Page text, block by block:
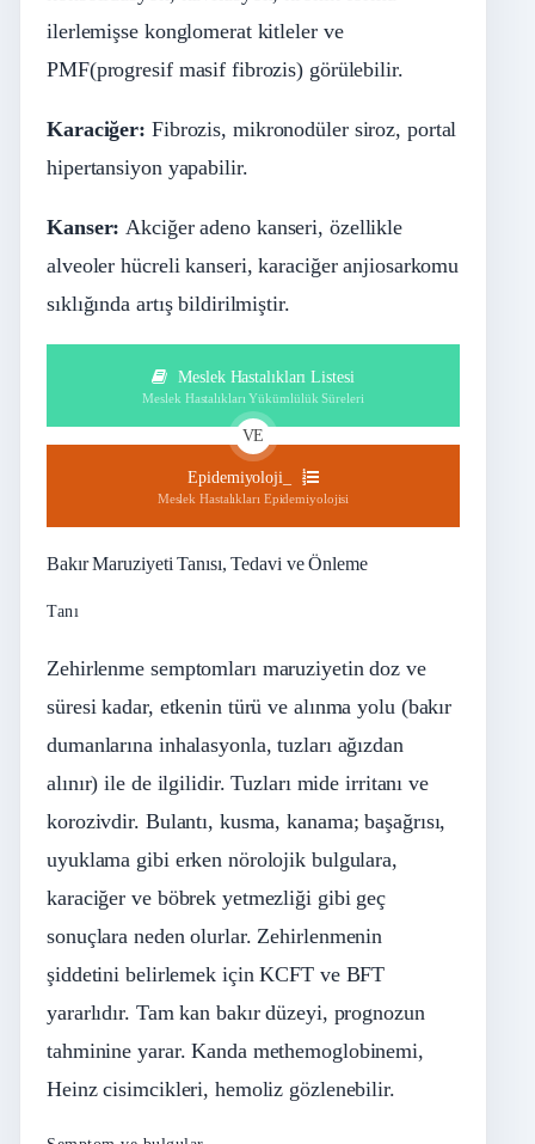
ilerlemişse konglomerat kitleler ve
PMF(progresif masif fibrozis) görülebilir.
Karaciğer: Fibrozis, mikronodüler siroz, portal
hipertansiyon yapabilir.
Kanser:Akciğer adeno kanseri, özellikle
alveoler hücreli kanseri, karaciğer anjiosarkomu
sıklığında artış bildirilmiştir.
Meslek Hastalıkları Listesi
Meslek Hastalıkları Yükümlülük Süreleri
VE
Epidemiyoloji_
Meslek Hastalıkları Epidemiyolojisi
Bakır Maruziyeti Tanısı, Tedavi ve Önleme
Tanı
Zehirlenme semptomları maruziyetin doz ve
süresi kadar, etkenin türü ve alınma yolu (bakır
dumanlarına inhalasyonla, tuzları ağızdan
alınır) ile de ilgilidir. Tuzları mide irritanı ve
korozivdir. Bulantı, kusma, kanama; başağrısı,
uyuklama gibi erken nörolojik bulgulara,
karaciğer ve böbrek yetmezliği gibi geç
sonuçlara neden olurlar. Zehirlenmenin
şiddetini belirlemek için KCFT ve BFT
yararlıdır. Tam kan bakır düzeyi, prognozun
tahminine yarar. Kanda methemoglobinemi,
Heinz cisimcikleri, hemoliz gözlenebilir.